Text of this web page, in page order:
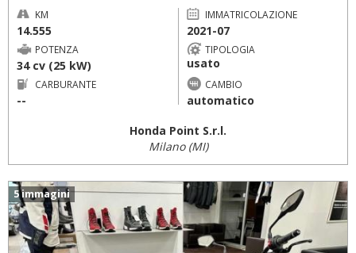
KM
14.555
IMMATRICOLAZIONE
2021-07
POTENZA
34 cv (25 kW)
TIPOLOGIA
usato
CARBURANTE
--
CAMBIO
automatico
Honda Point S.r.l.
Milano (MI)
5 immagini